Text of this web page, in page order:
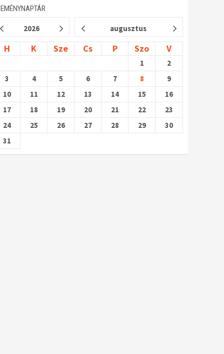
2026 augusztus
H K Sze Cs P Szo V
1
2
3
4 5 6 7 8
9
10
11 12 13 14 15
16
17
18 19 20 21 22
23
24
25 26 27 28 29
30
31